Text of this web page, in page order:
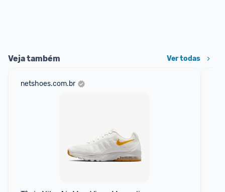
Veja também Ver todas
netshoes.com.br